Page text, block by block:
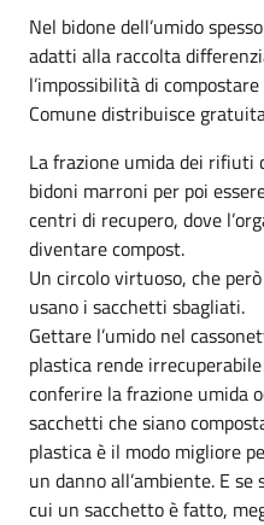
Nel bidone dell’umido
adatti alla raccolta
l’impossibilità di
Comune distribuisce
La frazione umida dei rifiuti
bidoni marroni per poi
centri di recupero, dove
diventare compost.
Un circolo virtuoso, che
usano i sacchetti sbagliati.
Gettare l’umido nel
plastica rende
conferire la frazione umida
sacchetti che siano
plastica è il modo migliore
un danno all’ambiente. E
cui un sacchetto è fatto,